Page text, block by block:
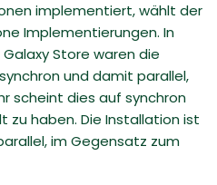
implementiert, wählt der
Implementierungen. In
Store waren die
und damit parallel,
scheint dies auf synchron
zu haben. Die Installation ist
im Gegensatz zum